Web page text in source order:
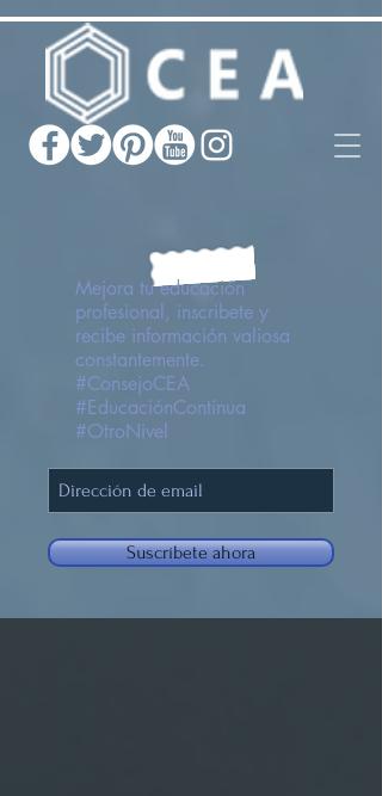
Mejora tu educación
profesional, inscribete y
recibe información valiosa
constantemente.
#ConsejoCEA
#EducaciónContinua
#OtroNivel
Suscríbete ahora